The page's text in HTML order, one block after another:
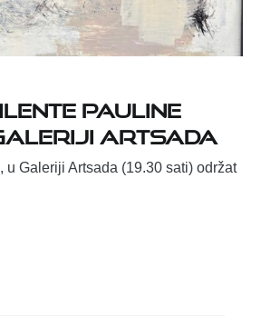
PAULINE
ARTSADA
u Galeriji Artsada (19.30 sati) održat